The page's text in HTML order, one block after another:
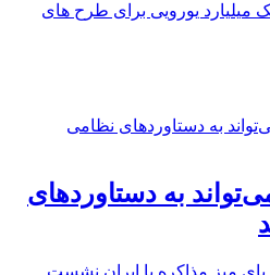
میلیارد یورویی برای طرح های
به دستاوردهای